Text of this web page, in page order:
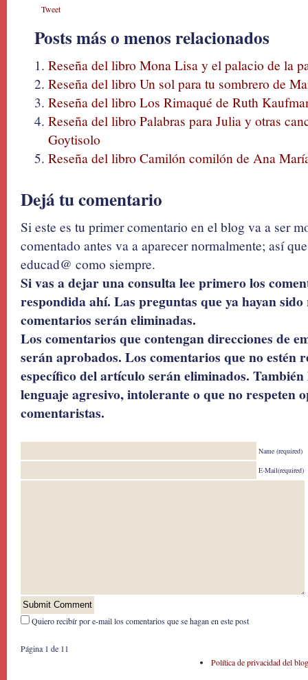
Tweet
Posts más o menos relacionados
Reseña del libro Mona Lisa y el palacio de la
Reseña del libro Un sol para tu sombrero de
Reseña del libro Los Rimaqué de Ruth
Reseña del libro Palabras para Julia y otras
Goytisolo
Reseña del libro Camilón comilón de Ana
Dejá tu comentario
Si este es tu primer comentario en el blog va a ser
comentado antes va a aparecer normalmente; así
educad@ como siempre.
Si vas a dejar una consulta lee primero los
respondida ahí. Las preguntas que ya hayan
comentarios serán eliminadas.
Los comentarios que contengan direcciones de
serán aprobados. Los comentarios que no estén
específico del artículo serán eliminados.
lenguaje agresivo, intolerante o que no respeten
comentaristas.
Name (required)
E-Mail(required)
Quiero recibír por e-mail los comentarios que se hagan en este post
Página 1 de 1 1
Política de privacidad del